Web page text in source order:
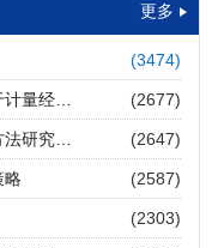
策略演化与影响因素
j.cnki.2095-
更多
(3474)
(2677)
(2647)
略 (2587)
(2303)